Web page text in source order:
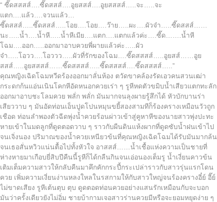
“ ซี๊ดสสสส์….ซี๊ดสสส์….อูยสสส์….อูยสสสส์…..จะ…..จะ
แตก….แล้ว….จวนแล้ว…
ซี๊ดสสส์…..ซี๊ดสสส์…..โอย….โอย….ว๊าย…..ผะ….ผัวจ๋า…..ซี๊ดสสส์……
นะ…..น้ำ….น้ำหี…..น้ำหีเมีย….แตก….แตกแล้วค่ะ….ซี๊ด…….น้ำหี
โฉม….ออก…..ออกมาอาบควยพี่ผายแล้วค่ะ…..ผัว
จ๋า…..โอวว….โอววว…..ผัวที่รักของโฉม….ซี๊ดสสสส์…..อูยสส์……อูย
สสส์…..อูยสสสส์……ซี๊ดสสสส์…..ซี๊ดสสสส์….ซี๊ดสสสส์…..”
คุณหญิงเฉิดโฉมหวีดร้องออกมาลั่นห้อง ตวัดขาคล้องรัดเอวคนสวนเฒ่า
กระดกก้นแอ่นเนินโคกหีอัดหนอกควยเร่า ๆ รูหีหดตัวขมิบน้ำเสียวแตกทะลัก
ออกมาอาบชะโลมควย พลั่ก พลั่ก มันมากจนลุงผายรู้สึกได้ หัวบักบานร่า
เสียววาบ ๆ มันอัดท่อนเอ็นปูดโปนหมุนขยี้สองสามทีก็ร้องครางเหมือนวัวถูก
เชือด ท่อนลำพองตัวฉีดพุ่งน้ำควยร้อนผ่าวเข้าสู่คูหาหีของนายสาวพุ่งปะทะ
หายเข้าในมดลูกที่ดูดตอดวาบ ๆ ราวกับผืนดินแห้งผากที่ดูดซับน้ำฝนเข้าไป
จนเจิ่งนอง ปริมาณของน้ำควยเหนียวข้นที่คุณหญิงเฉิดโฉมได้รับมันมากล้น
จนเธอสั่นหวิวแน่นตื้อไปทั้งหัวใจ อาสสส์……น้ำเชื้อแห่งความเป็นชายที่
ห่างหายมาเกือบยี่สิบปีคืนนี้รูหีก็ได้กลืนกินจนเอ่อนองเต็มรู น้ำเงี่ยนคาวข้น
เติมเต็มความสาวให้กลับคืนมาคึกคักกระปี้กระเปล่าราวกับสาวรุ่นแรกโดน
ควย เพิ่มความเงี่ยนง่านหลงใหลในรสกามให้กับสาวใหญ่จนร้องครางอี๋ย์ อี๊ย์
ไม่ขาดเสียง รูหีเต้นตุบ ตุบ ดูดตอดท่อนควยอย่างแสนรักเหมือนกับจะบอก
มันว่าครั้งเดียวยังไม่อิ่ม ชายบ้ากามเจอสาวร่านควยมีหรือจะยอมหยุดง่าย ๆ